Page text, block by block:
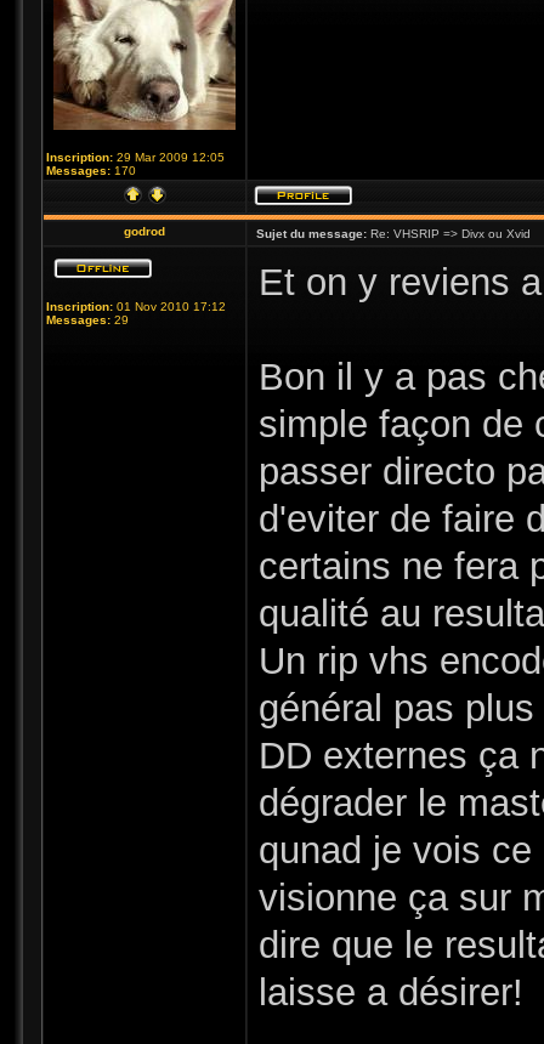
Inscription: 29 Mar 2009 12:05
Messages: 170
godrod Sujet du message: Re: VHSRIP => Divx ou Xvid
Inscription: 01 Nov 2010 17:12
Messages: 29
Et on y reviens
Bon il y a pas
simple façon de
passer directo
d'eviter de faire
certains ne fera
qualité au
Un rip vhs
général pas
DD externes ça
dégrader le
qunad je vois
visionne ça sur
dire que le
laisse a désirer!